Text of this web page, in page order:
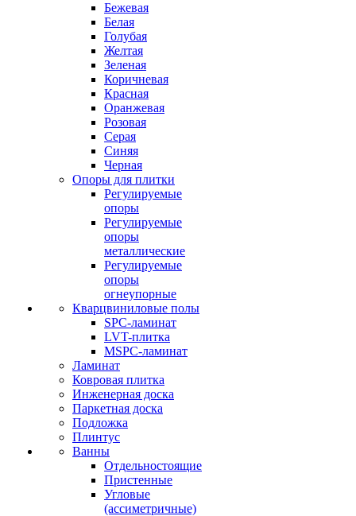
Бежевая
Белая
Голубая
Желтая
Зеленая
Коричневая
Красная
Оранжевая
Розовая
Серая
Синяя
Черная
Опоры для плитки
Регулируемые
опоры
Регулируемые
опоры
металлические
Регулируемые
опоры
огнеупорные
Кварцвиниловые полы
SPC-ламинат
LVT-плитка
MSPC-ламинат
Ламинат
Ковровая плитка
Инженерная доска
Паркетная доска
Подложка
Плинтус
Ванны
Отдельностоящие
Пристенные
Угловые
(ассиметричные)